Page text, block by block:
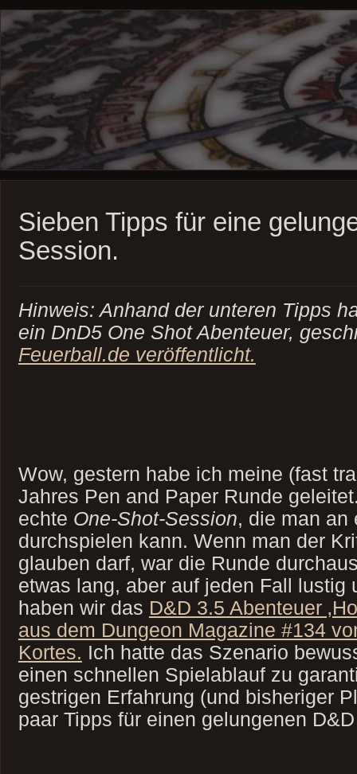
Sieben Tipps für eine
Session.
Hinweis: Anhand der unteren Tipps
ein DnD5 One Shot Abenteuer,
Feuerball.de veröffentlicht.
Wow, gestern habe ich meine (fast
Jahres Pen and Paper Runde
echte One-Shot-Session, die man an
durchspielen kann. Wenn man der
glauben darf, war die Runde
etwas lang, aber auf jeden Fall lustig
haben wir das D&D 3.5 Abenteuer
aus dem Dungeon Magazine #134
Kortes. Ich hatte das Szenario
einen schnellen Spielablauf zu
gestrigen Erfahrung (und bisheriger
paar Tipps für einen gelungenen